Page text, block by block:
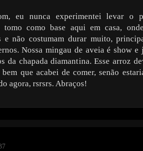
eu nunca experimentei levar o
tomo como base aqui em casa,
e não costumam durar muito,
Nossa mingau de aveia é show e
da chapada diamantina. Esse arroz
que acabei de comer, senão
agora, rsrsrs. Abraços!